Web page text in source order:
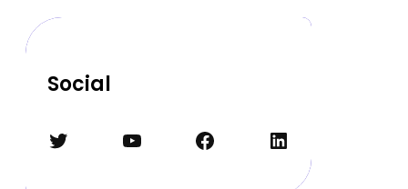
Social
Twitter YouTube Facebook LinkedIn